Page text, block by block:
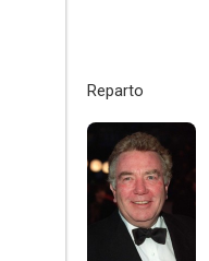
Reparto